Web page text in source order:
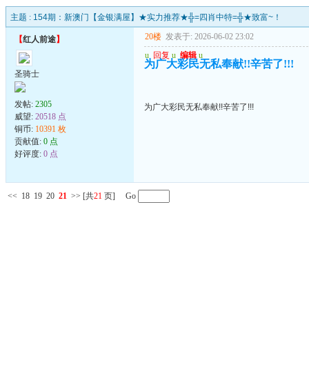
主题 : 154期：新澳门【金银满屋】★实力推荐★╬=四肖中特=╬★致富~！
【红人前途】
圣骑士
发帖: 2305
威望: 20518 点
铜币: 10391 枚
贡献值: 0 点
好评度: 0 点
20楼 发表于: 2026-06-02 23:02
u 回复 u 编辑 u
为广大彩民无私奉献!!辛苦了!!!
为广大彩民无私奉献!!辛苦了!!!
<< 18 19 20 21 >> [共21 页] Go